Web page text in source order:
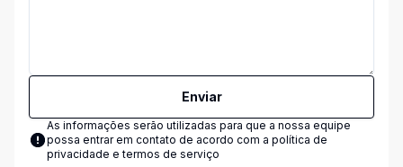
Enviar
As informações serão utilizadas para que a nossa equipe
possa entrar em contato de acordo com a política de
privacidade e termos de serviço